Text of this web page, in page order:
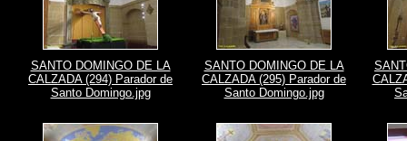
SANTO DOMINGO DE LA
CALZADA (294) Parador de
Santo Domingo.jpg
SANTO DOMINGO DE LA
CALZADA (295) Parador de
Santo Domingo.jpg